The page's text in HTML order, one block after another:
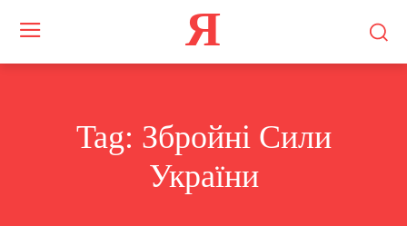
Я
Tag: Збройні Сили
України